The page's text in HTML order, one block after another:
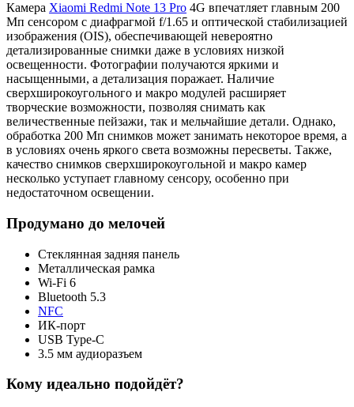
Камера Xiaomi Redmi Note 13 Pro 4G впечатляет главным 200
Мп сенсором с диафрагмой f/1.65 и оптической стабилизацией
изображения (OIS), обеспечивающей невероятно
детализированные снимки даже в условиях низкой
освещенности. Фотографии получаются яркими и
насыщенными, а детализация поражает. Наличие
сверхширокоугольного и макро модулей расширяет
творческие возможности, позволяя снимать как
величественные пейзажи, так и мельчайшие детали. Однако,
обработка 200 Мп снимков может занимать некоторое время, а
в условиях очень яркого света возможны пересветы. Также,
качество снимков сверхширокоугольной и макро камер
несколько уступает главному сенсору, особенно при
недостаточном освещении.
Продумано до мелочей
Стеклянная задняя панель
Металлическая рамка
Wi-Fi 6
Bluetooth 5.3
NFC
ИК-порт
USB Type-C
3.5 мм аудиоразъем
Кому идеально подойдёт?